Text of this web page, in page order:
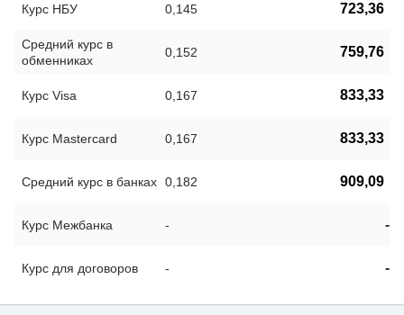
Курс НБУ 0,145 723,36
Средний курс в
обменниках
0,152 759,76
Курс Visa 0,167 833,33
Курс Mastercard 0,167 833,33
Средний курс в банках 0,182 909,09
Курс Межбанка - -
Курс для договоров - -